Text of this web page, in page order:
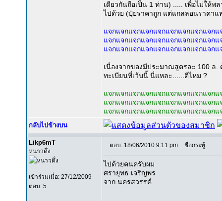
เดียวกันถือเป็น 1 ท่าน) ..... เพื่อไม่ให้
ไปด้วย (ปุ๋ยราคาถูก แต่แกลลอนราคาแ
แจกแจกแจกแจกแจกแจกแจกแจกแจก
แจกแจกแจกแจกแจกแจกแจกแจกแจก
แจกแจกแจกแจกแจกแจกแจกแจกแจก
เนื่องจากของมีประมาณสูตรละ 100 ล
ทะเบียนที่เว้บนี้ นี่แหละ......ดีไหม ?
แจกแจกแจกแจกแจกแจกแจกแจกแจก
แจกแจกแจกแจกแจกแจกแจกแจกแจก
แจกแจกแจกแจกแจกแจกแจกแจกแจก
กลับไปข้างบน
Likp6mT
หนาวดึ่ง
เข้าร่วมเมื่อ: 27/12/2009
ตอบ: 5
ตอบ: 18/06/2010 9:11 pm ชื่อกระทู้:
ไปด้วยคนครับผม
ศรายุทธ เจริญพร
จาก นครสวรรค์